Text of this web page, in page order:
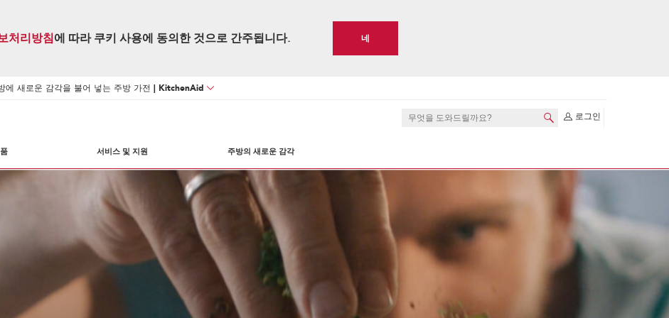
처리방침에 따라 쿠키 사용에 동의한 것으로 간주됩니다. 네
에 새로운 감각을 불어 넣는 주방 가전 | KitchenAid
로그인
서비스 및 지원 주방의 새로운 감각